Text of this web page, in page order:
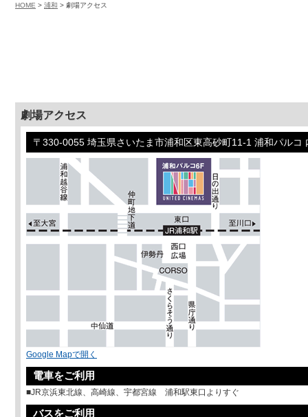
HOME > 浦和 > 劇場アクセス
劇場アクセス
〒330-0055 埼玉県さいたま市浦和区東高砂町11-1 浦和パルコ
Google Mapで開く
電車をご利用
■JR京浜東北線、高崎線、宇都宮線 浦和駅東口よりすぐ
バスをご利用